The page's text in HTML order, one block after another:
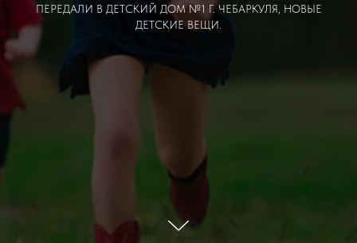
ПЕРЕДАЛИ В ДЕТСКИЙ ДОМ №1 Г. ЧЕБАРКУЛЯ, НОВЫЕ
ДЕТСКИЕ ВЕЩИ.